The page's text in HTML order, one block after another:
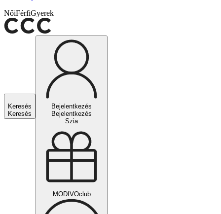
NőiFérfiGyerek
Keresés
Keresés
Bejelentkezés
Bejelentkezés
Szia
MODIVOclub